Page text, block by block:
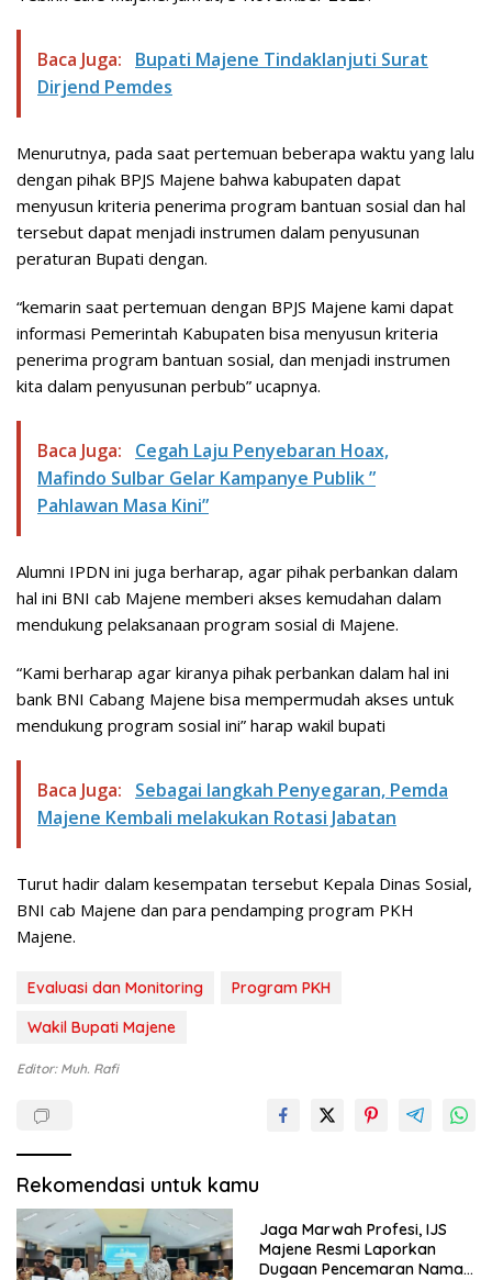
Baca Juga:
Bupati Majene Tindaklanjuti Surat
Dirjend Pemdes
Menurutnya, pada saat pertemuan beberapa waktu yang lalu
dengan pihak BPJS Majene bahwa kabupaten dapat
menyusun kriteria penerima program bantuan sosial dan hal
tersebut dapat menjadi instrumen dalam penyusunan
peraturan Bupati dengan.
“kemarin saat pertemuan dengan BPJS Majene kami dapat
informasi Pemerintah Kabupaten bisa menyusun kriteria
penerima program bantuan sosial, dan menjadi instrumen
kita dalam penyusunan perbub” ucapnya.
Baca Juga:
Cegah Laju Penyebaran Hoax,
Mafindo Sulbar Gelar Kampanye Publik ”
Pahlawan Masa Kini”
Alumni IPDN ini juga berharap, agar pihak perbankan dalam
hal ini BNI cab Majene memberi akses kemudahan dalam
mendukung pelaksanaan program sosial di Majene.
“Kami berharap agar kiranya pihak perbankan dalam hal ini
bank BNI Cabang Majene bisa mempermudah akses untuk
mendukung program sosial ini” harap wakil bupati
Baca Juga:
Sebagai langkah Penyegaran, Pemda
Majene Kembali melakukan Rotasi Jabatan
Turut hadir dalam kesempatan tersebut Kepala Dinas Sosial,
BNI cab Majene dan para pendamping program PKH
Majene.
Evaluasi dan Monitoring
Program PKH
Wakil Bupati Majene
Editor: Muh. Rafi
Rekomendasi untuk kamu
Jaga Marwah Profesi, IJS
Majene Resmi Laporkan
Dugaan Pencemaran Nama